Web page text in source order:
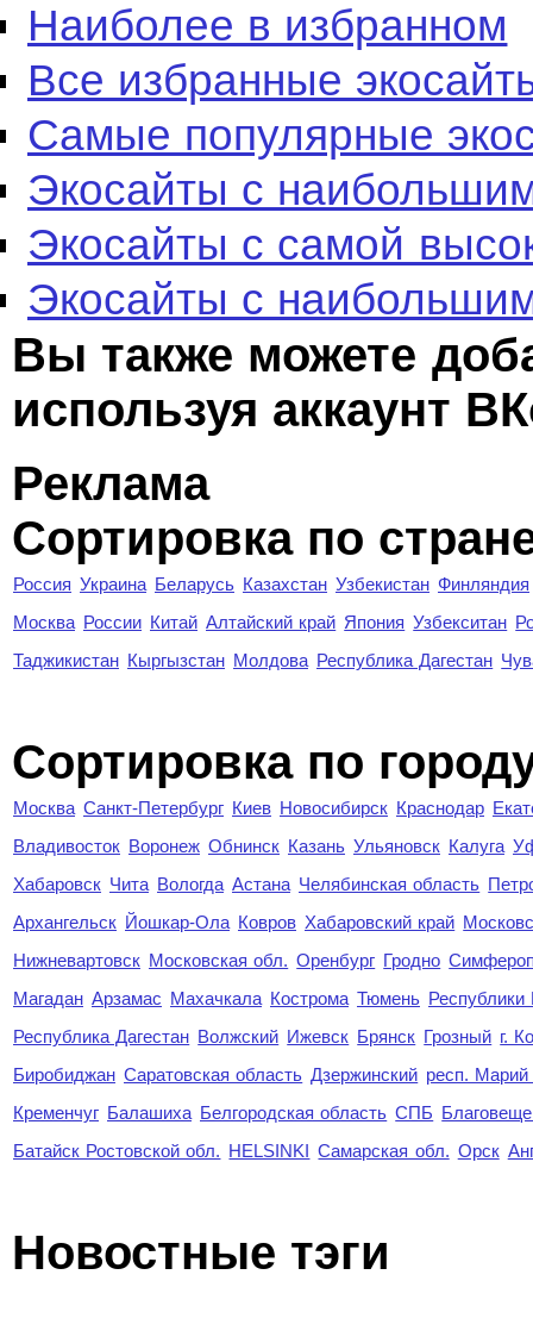
Наиболее в избранном
Все избранные
Самые популярные
Экосайты с
Экосайты с самой
Экосайты с
Вы также можете
используя аккаунт
Реклама
Сортировка по
Россия Украина Беларусь Казахстан Узбекистан Финляндия
Москва России Китай Алтайский край Япония Узбекситан
Таджикистан Кыргызстан Молдова Республика Дагестан
Cортировка по
Москва Санкт-Петербург Киев Новосибирск Краснодар
Владивосток Воронеж Обнинск Казань Ульяновск Калуга
Хабаровск Чита Вологда Астана Челябинская область
Архангельск Йошкар-Ола Ковров Хабаровский край
Нижневартовск Московская обл. Оренбург Гродно
Магадан Арзамас Махачкала Кострома Тюмень Республики
Республика Дагестан Волжский Ижевск Брянск Грозный г.
Биробиджан Саратовская область Дзержинский респ.
Кременчуг Балашиха Белгородская область СПБ
Батайск Ростовской обл. HELSINKI Самарская обл. Орск
Новостные тэги